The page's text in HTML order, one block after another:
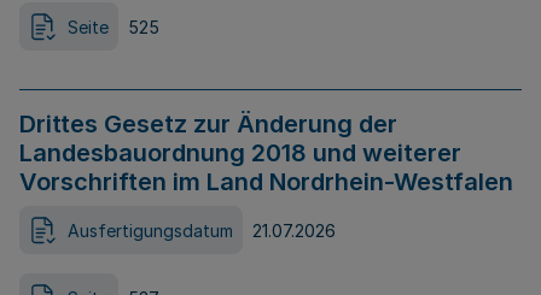
Seite 525
Drittes Gesetz zur Änderung der
Landesbauordnung 2018 und weiterer
Vorschriften im Land Nordrhein-Westfalen
Ausfertigungsdatum 21.07.2026